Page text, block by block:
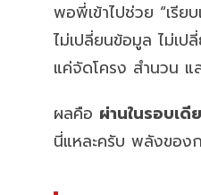
พอพี่เข้าไปช่วย “เรีย
ไม่เปลี่ยนข้อมูล ไม่เป
แค่จัดโครง สำนวน แ
ผลคือ ผ่านในรอบเดี
นี่แหละครับ พลังของ